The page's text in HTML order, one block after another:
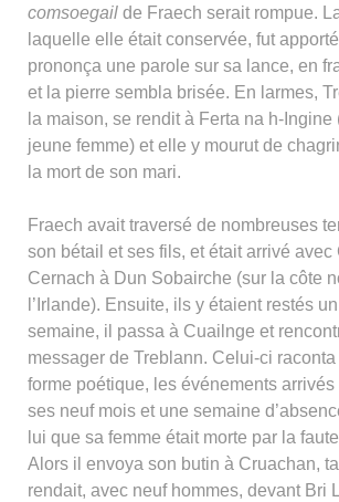
comsoegail de Fraech serait rompue.
laquelle elle était conservée, fut
prononça une parole sur sa lance, en
et la pierre sembla brisée. En larmes,
la maison, se rendit à Ferta na h-Ingine
jeune femme) et elle y mourut de
la mort de son mari.
Fraech avait traversé de nombreuses
son bétail et ses fils, et était arrivé avec
Cernach à Dun Sobairche (sur la côte
l’Irlande). Ensuite, ils y étaient restés
semaine, il passa à Cuailnge et
messager de Treblann. Celui-ci
forme poétique, les événements arrivés
ses neuf mois et une semaine
lui que sa femme était morte par la
Alors il envoya son butin à Cruachan,
rendait, avec neuf hommes, devant Bri